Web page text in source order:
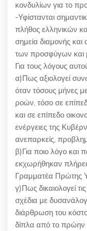
κονδυλίων για το
-Υφίστανται
πλήθος ελληνικών
σημεία διαμονής
των προσφύγων και
Για τους λόγους
α)Πως αξιολογεί
όταν τόσους μήνες
ροών, τόσο σε
και σε επίπεδο
ενέργειες της
ανεπαρκείς,
β)Για ποιο λόγο και
εκχωρήθηκαν
Γραμματέα Πρώτης
γ)Πως δικαιολογεί
σχέδια με
διάρθρωση του
δίπλα από το πρώην